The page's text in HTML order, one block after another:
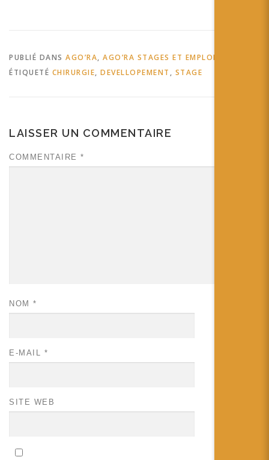
PUBLIÉ DANS AGO’RA, AGO’RA STAGES ET EMPLOIS
ÉTIQUETÉ CHIRURGIE, DEVELLOPEMENT , STAGE
LAISSER UN COMMENTAIRE
COMMENTAIRE *
NOM *
E-MAIL *
SITE WEB